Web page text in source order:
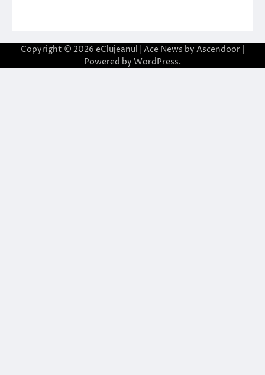
Copyright © 2026 eClujeanul | Ace News by Ascendoor
Powered by WordPress.